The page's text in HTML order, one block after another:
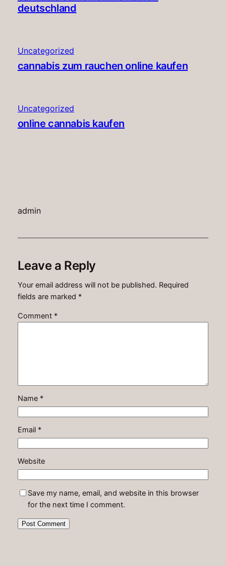
deutschland
Uncategorized
cannabis zum rauchen online kaufen
Uncategorized
online cannabis kaufen
admin
Leave a Reply
Your email address will not be published. Required
fields are marked *
Comment *
Name *
Email *
Website
Save my name, email, and website in this browser
for the next time I comment.